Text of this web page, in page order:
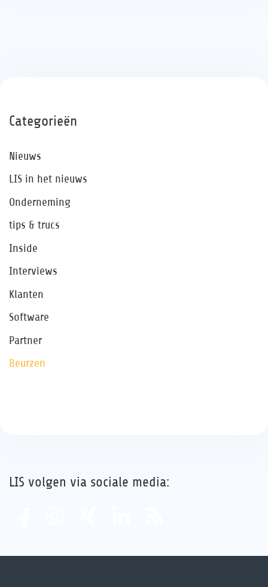
Categorieën
Nieuws
LIS in het nieuws
Onderneming
tips & trucs
Inside
Interviews
Klanten
Software
Partner
Beurzen
LIS volgen via sociale media: